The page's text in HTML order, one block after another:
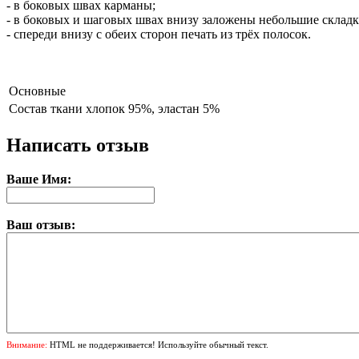
- в боковых швах карманы;
- в боковых и шаговых швах внизу заложены небольшие
- спереди внизу с обеих сторон печать из трёх полосок.
Основные
Состав ткани хлопок 95%, эластан 5%
Написать отзыв
Ваше Имя:
Ваш отзыв:
Внимание: HTML не поддерживается! Используйте обычный текст.